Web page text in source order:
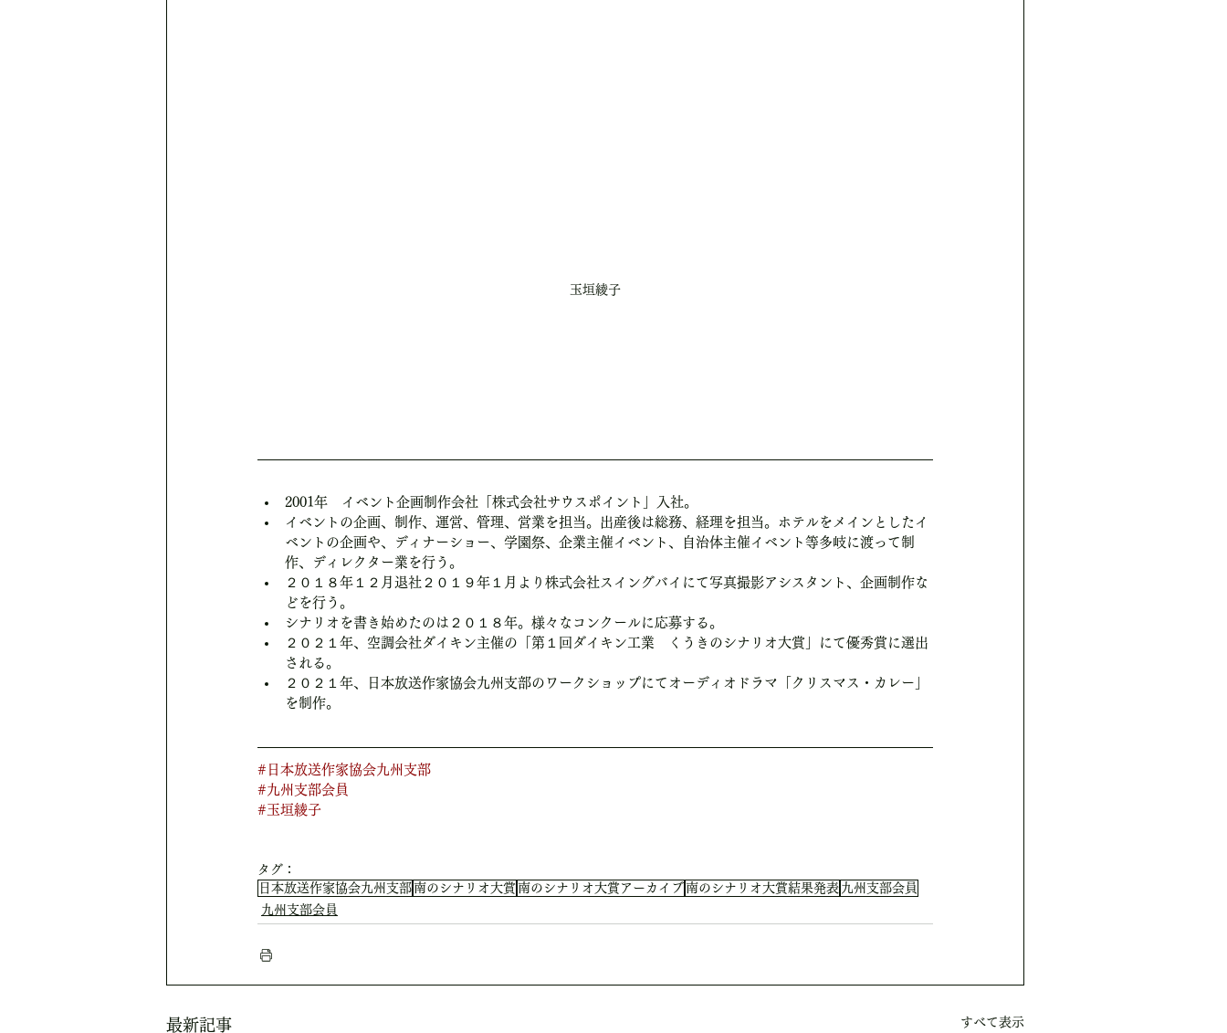
玉垣綾子
2001年　イベント企画制作会社「株式会社サウスポイント」入社。
イベントの企画、制作、運営、管理、営業を担当。出産後は総務、経理を担当。ホテルをメインとしたイ
ベントの企画や、ディナーショー、学園祭、企業主催イベント、自治体主催イベント等多岐に渡って制
作、ディレクター業を行う。
２０１８年１２月退社２０１９年１月より株式会社スイングバイにて写真撮影アシスタント、企画制作な
どを行う。
シナリオを書き始めたのは２０１８年。様々なコンクールに応募する。
２０２１年、空調会社ダイキン主催の「第１回ダイキン工業　くうきのシナリオ大賞」にて優秀賞に選出
される。
２０２１年、日本放送作家協会九州支部のワークショップにてオーディオドラマ「クリスマス・カレー」
を制作。
#日本放送作家協会九州支部
#九州支部会員
#玉垣綾子
タグ：
日本放送作家協会九州支部 南のシナリオ大賞 南のシナリオ大賞アーカイブ 南のシナリオ大賞結果発表 九州支部会員
九州支部会員
最新記事 すべて表示